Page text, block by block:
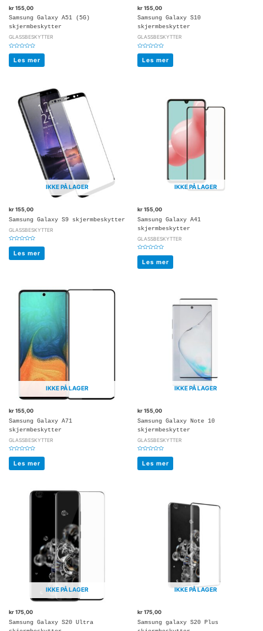
kr155,00
Samsung Galaxy A51 (5G)
skjermbeskytter
GLASSBESKYTTER
Vurdert
av
5
Les mer
kr155,00
Samsung Galaxy S10
skjermbeskytter
GLASSBESKYTTER
Vurdert
av
5
Les mer
IKKE PÅ LAGER
kr155,00
Samsung Galaxy S9 skjermbeskytter
GLASSBESKYTTER
av
5
Les mer
IKKE PÅ LAGER
kr155,00
Samsung Galaxy A41
skjermbeskytter
GLASSBESKYTTER
av
5
Les mer
IKKE PÅ LAGER
kr155,00
Samsung Galaxy A71
skjermbeskytter
GLASSBESKYTTER
Vurdert
av
5
Les mer
IKKE PÅ LAGER
kr155,00
Samsung Galaxy Note 10
skjermbeskytter
GLASSBESKYTTER
Vurdert
av
5
Les mer
IKKE PÅ LAGER
kr175,00
Samsung Galaxy S20 Ultra
IKKE PÅ LAGER
kr175,00
Samsung galaxy S20 Plus